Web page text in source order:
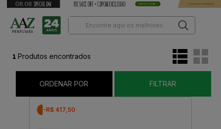
1 Produtos encontrados
ORDENAR POR FILTRAR
-R$ 417,50